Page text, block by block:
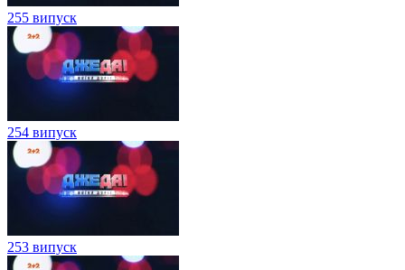
255 випуск
254 випуск
253 випуск